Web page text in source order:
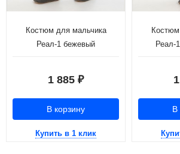
Костюм для мальчика
Реал-1 бежевый
1 885 ₽
В корзину
Купить в 1 клик
Реал-
В